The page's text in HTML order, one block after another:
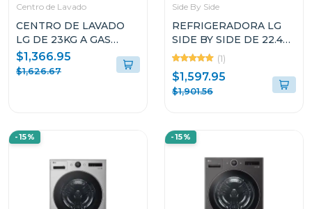
Centro de Lavado
CENTRO DE LAVADO
LG DE 23KG A GAS
COLOR NEGRO
WM23B/DF74B
$1,366.95
$1,626.67
Side By Side
REFRIGERADORA LG
SIDE BY SIDE DE 22.4P³
INSTAVIEW DOOR IN
DOOR CRAFT ICE
VS25XHWCB
(1)
$1,597.95
$1,901.56
-15% -15%